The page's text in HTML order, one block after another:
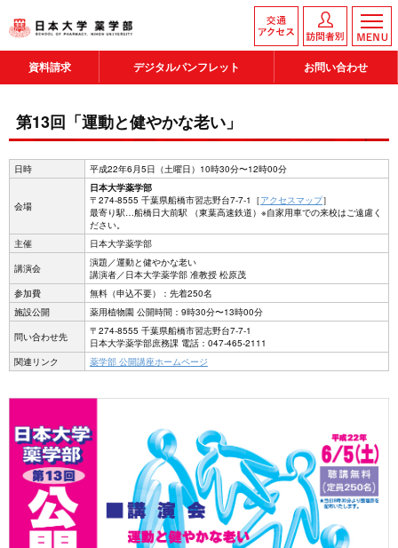
資料請求 デジタルパンフレット お問い合わせ
第13回「運動と健やかな老い」
日時 平成22年6月5日（土曜日）10時30分〜12時00分
会場
日本大学薬学部
〒274-8555 千葉県船橋市習志野台7-7-1［アクセスマップ］
最寄り駅…船橋日大前駅 （東葉高速鉄道）※自家用車での来校はご遠慮く
ださい。
主催
日本大学薬学部
講演会
演題／運動と健やかな老い
講演者／日本大学薬学部 准教授 松原茂
参加費
無料（申込不要）：先着250名
施設公開
薬用植物園 公開時間：9時30分〜13時00分
問い合わせ先
〒274-8555 千葉県船橋市習志野台7-7-1
日本大学薬学部庶務課 電話：047-465-2111
関連リンク
薬学部 公開講座ホームページ